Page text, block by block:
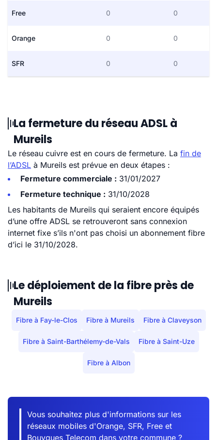
Free 0 0
Orange 0 0
SFR 0 0
La fermeture du réseau ADSL à
Mureils
Le réseau cuivre est en cours de fermeture. La fin de
l’ADSL à Mureils est prévue en deux étapes :
Fermeture commerciale : 31/01/2027
Fermeture technique : 31/10/2028
Les habitants de Mureils qui seraient encore équipés
d’une offre ADSL se retrouveront sans connexion
internet fixe s’ils n'ont pas choisi un abonnement fibre
d’ici le 31/10/2028.
Le déploiement de la fibre près de
Mureils
Fibre à Fay-le-Clos Fibre à Mureils Fibre à Claveyson
Fibre à Saint-Barthélemy-de-Vals Fibre à Saint-Uze
Fibre à Albon
Vous souhaitez plus d'informations sur les
réseaux mobiles d'Orange, SFR, Free et
Bouygues Telecom dans votre commune ?